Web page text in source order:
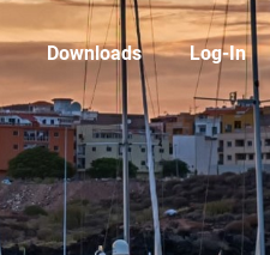
Downloads Log-In